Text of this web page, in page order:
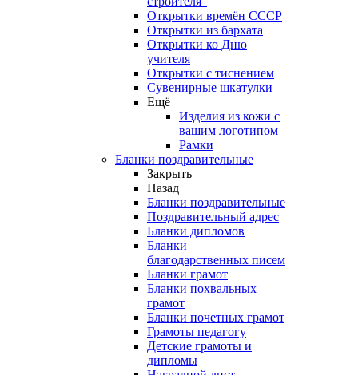
Открытки времён СССР
Открытки из бархата
Открытки ко Дню
учителя
Открытки с тиснением
Сувенирные шкатулки
Ещё
Изделия из кожи с
вашим логотипом
Рамки
Бланки поздравительные
Закрыть
Назад
Бланки поздравительные
Поздравительный адрес
Бланки дипломов
Бланки
благодарственных писем
Бланки грамот
Бланки похвальных
грамот
Бланки почетных грамот
Грамоты педагогу
Детские грамоты и
дипломы